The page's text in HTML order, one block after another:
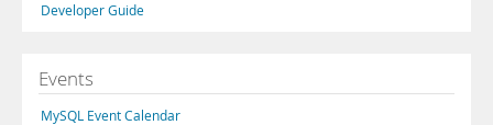
Developer Guide
Events
MySQL Event Calendar